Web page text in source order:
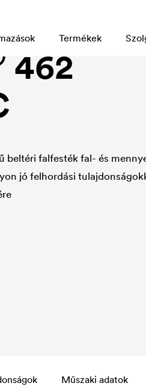
Termékek
462
beltéri falfesték fal- és
jó felhordási
Műszaki adatok